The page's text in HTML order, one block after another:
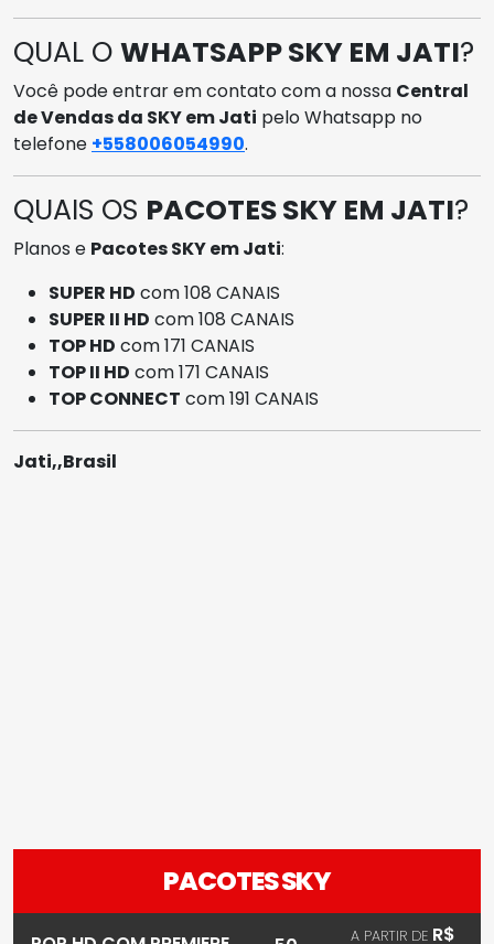
QUAL O WHATSAPP SKY EM JATI?
Você pode entrar em contato com a nossa Central
de Vendas da SKY em Jati pelo Whatsapp no
telefone +558006054990.
QUAIS OS PACOTES SKY EM JATI?
Planos e Pacotes SKY em Jati:
SUPER HD com 108 CANAIS
SUPER II HD com 108 CANAIS
TOP HD com 171 CANAIS
TOP II HD com 171 CANAIS
TOP CONNECT com 191 CANAIS
Jati,,Brasil
PACOTES SKY
A PARTIR DE R$